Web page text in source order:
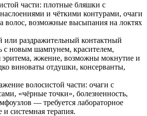
части: плотные бляшки с
и чёткими контурами, очаги
волос, возможные высыпания на локтях
или раздражительный контактный
с новым шампунем, красителем,
эритема, жжение, возможны мокнутие и
виноваты отдушки, консерванты,
волосистой части: очаги с
«чёрные точки», болезненность,
— требуется лабораторное
и системная терапия.